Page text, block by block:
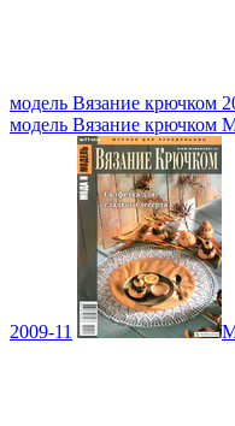
модель Вязание крючком
модель Вязание крючком
2009-11